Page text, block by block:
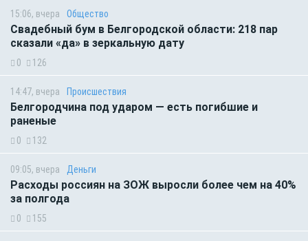
15:06, вчера Общество
Свадебный бум в Белгородской области: 218 пар
сказали «да» в зеркальную дату
0 126
14:47, вчера Происшествия
Белгородчина под ударом — есть погибшие и
раненые
0 132
09:05, вчера Деньги
Расходы россиян на ЗОЖ выросли более чем на 40%
за полгода
0 155